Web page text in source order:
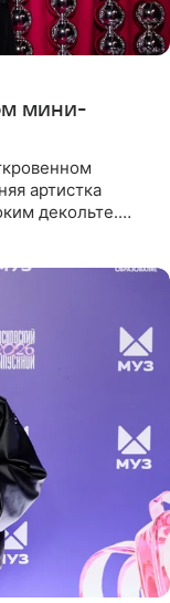
мини-
артистка
декольте.